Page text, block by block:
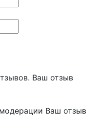
Ваш отзыв
Ваш отзыв